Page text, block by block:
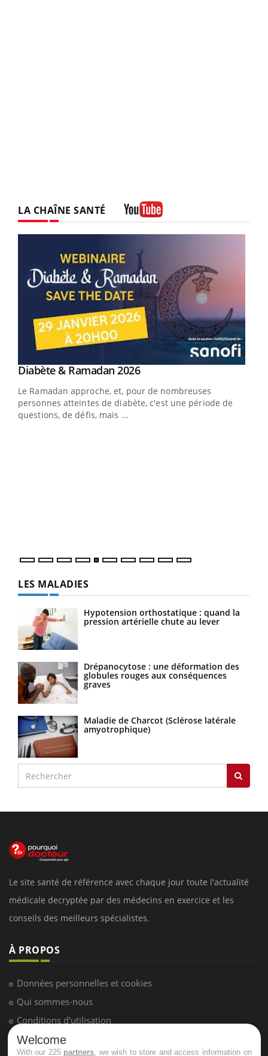
LA CHAÎNE SANTÉ
Youtube
Diabète & Ramadan 2026Youtube
Le Ramadan approche, et, pour de nombreuses
personnes atteintes de diabète, c'est une période de
questions, de défis, mais ...
LES MALADIES
Hypotension orthostatique : quand la
pression artérielle chute au lever
Drépanocytose : une déformation des
globules rouges aux conséquences
graves
Maladie de Charcot (Sclérose latérale
amyotrophique)
Le site santé de référence avec chaque jour toute l'actualité
médicale decryptée par des médecins en exercice et les
conseils des meilleurs spécialistes.
À PROPOS
Données personnelles et cookies
Qui sommes-nous
Conditions d'utilisation
Plan du site
Welcome
With our 225 partners , we wish to store and access information on